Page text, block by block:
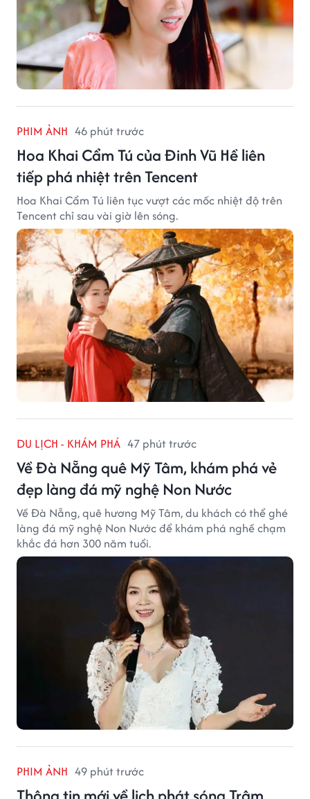
PHIM ẢNH 46 phút trước
Hoa Khai Cẩm Tú của Đinh Vũ Hề liên
tiếp phá nhiệt trên Tencent
Hoa Khai Cẩm Tú liên tục vượt các mốc nhiệt độ trên
Tencent chỉ sau vài giờ lên sóng.
DU LỊCH - KHÁM PHÁ 47 phút trước
Về Đà Nẵng quê Mỹ Tâm, khám phá vẻ
đẹp làng đá mỹ nghệ Non Nước
Về Đà Nẵng, quê hương Mỹ Tâm, du khách có thể ghé
làng đá mỹ nghệ Non Nước để khám phá nghề chạm
khắc đá hơn 300 năm tuổi.
PHIM ẢNH 49 phút trước